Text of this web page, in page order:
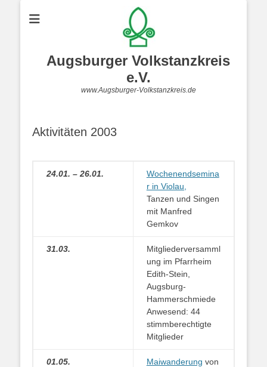
Augsburger Volkstanzkreis
e.V.
www.Augsburger-Volkstanzkreis.de
Aktivitäten 2003
24.01. – 26.01.
Wochenendsemina
r in Violau,
Tanzen und Singen
mit Manfred
Gemkov
31.03.
Mitgliederversamml
ung im Pfarrheim
Edith-Stein,
Augsburg-
Hammerschmiede
Anwesend: 44
stimmberechtigte
Mitglieder
01.05. Maiwanderung von